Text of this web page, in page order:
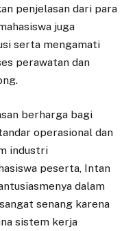
penjelasan dari para
juga
serta mengamati
perawatan dan
berharga bagi
operasional dan
industri
peserta, Intan
dalam
senang karena
sistem kerja